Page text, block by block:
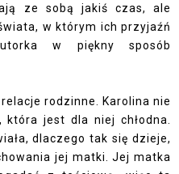
ze sobą jakiś czas, ale
w którym ich przyjaźń
w piękny sposób
rodzinne. Karolina nie
jest dla niej chłodna.
dlaczego tak się dzieje,
jej matki. Jej matka